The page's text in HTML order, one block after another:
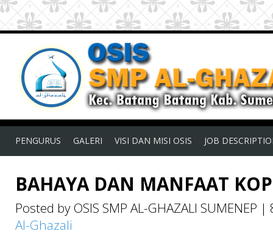
PENGURUS GALERI VISI DAN MISI OSIS JOB
BAHAYA DAN MANFAAT
Posted by OSIS SMP AL-GHAZALI SUMENEP |
Al-Ghazali